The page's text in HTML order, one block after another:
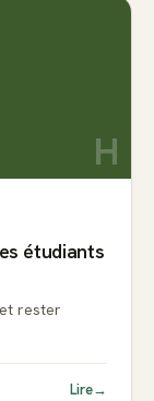
H
étudiants
rester
Lire→